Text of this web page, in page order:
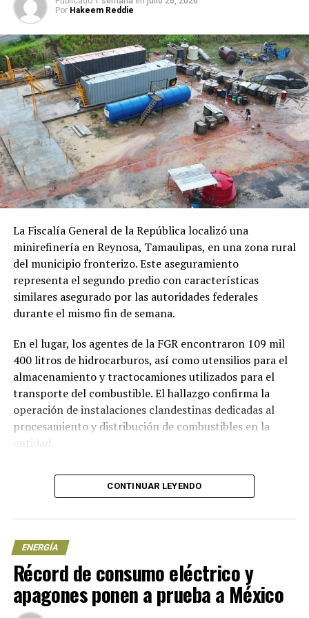
UP NEXT
La gravedad podría resolver el principal problema de la
energía renovable
DON'T MISS
Hacia dictaminación de Reforma Eléctrica: M.
Rodríguez
Por Hakeem Reddie
La Fiscalía General de la República localizó una
minirefinería en Reynosa, Tamaulipas, en una zona rural
del municipio fronterizo. Este aseguramiento
representa el segundo predio con características
similares asegurado por las autoridades federales
durante el mismo fin de semana.
En el lugar, los agentes de la FGR encontraron 109 mil
400 litros de hidrocarburos, así como utensilios para el
almacenamiento y tractocamiones utilizados para el
transporte del combustible. El hallazgo confirma la
operación de instalaciones clandestinas dedicadas al
procesamiento y distribución de combustibles en la
entidad.
De acuerdo con información publicada por el diario
Reforma, en el predio asegurado se localizaron tres
recipientes son similares a los utilizados en
instalaciones de refinación autorizadas, aunque las
autoridades no revelaron la capacidad exacta de cada
uno de ellos.
La FGR no confirmó la detención de ninguna persona
CONTINUAR LEYENDO
ENERGÍA
Récord de consumo eléctrico y
apagones ponen a prueba a México